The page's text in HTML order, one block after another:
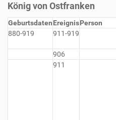
König von Ostfranken
GeburtsdatenEreignisPerson
880-919
911-919
906
911